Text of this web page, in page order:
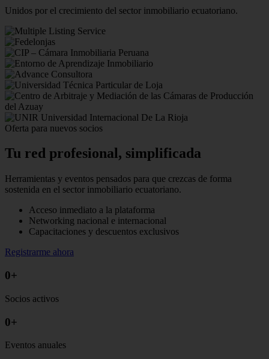
Unidos por el crecimiento del sector inmobiliario ecuatoriano.
Oferta para nuevos socios
Tu red profesional, simplificada
Herramientas y eventos pensados para que crezcas de forma
sostenida en el sector inmobiliario ecuatoriano.
Acceso inmediato a la plataforma
Networking nacional e internacional
Capacitaciones y descuentos exclusivos
Registrarme ahora
0+
Socios activos
0+
Eventos anuales